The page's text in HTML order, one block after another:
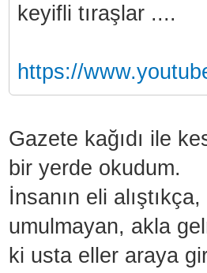
keyifli tıraşlar ....
https://
Gazete kağıdı ile
bir yerde okudum.
İnsanın eli
umulmayan, akla
ki usta eller araya